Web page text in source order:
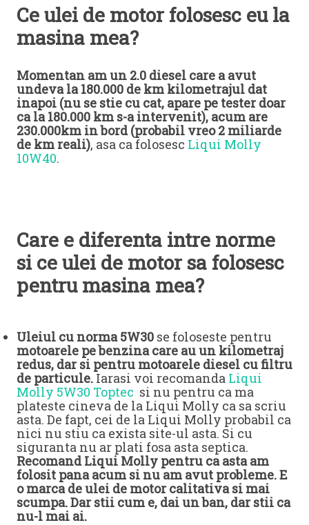
Ce ulei de motor folosesc eu la
masina mea?
Momentan am un 2.0 diesel care a avut
undeva la 180.000 de km kilometrajul dat
inapoi (nu se stie cu cat, apare pe tester doar
ca la 180.000 km s-a intervenit), acum are
230.000km in bord (probabil vreo 2 miliarde
de km reali), asa ca folosesc Liqui Molly
10W40.
Care e diferenta intre norme
si ce ulei de motor sa folosesc
pentru masina mea?
Uleiul cu norma 5W30 se foloseste pentru
motoarele pe benzina care au un kilometraj
redus, dar si pentru motoarele diesel cu filtru
de particule. Iarasi voi recomanda Liqui
Molly 5W30 Toptec si nu pentru ca ma
plateste cineva de la Liqui Molly ca sa scriu
asta. De fapt, cei de la Liqui Molly probabil ca
nici nu stiu ca exista site-ul asta. Si cu
siguranta nu ar plati fosa asta septica.
Recomand Liqui Molly pentru ca asta am
folosit pana acum si nu am avut probleme. E
o marca de ulei de motor calitativa si mai
scumpa. Dar stii cum e, dai un ban, dar stii ca
nu-l mai ai.